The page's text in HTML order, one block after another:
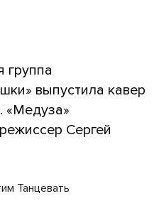
группа
выпустила кавер
«Медуза»
Сергей
Танцевать